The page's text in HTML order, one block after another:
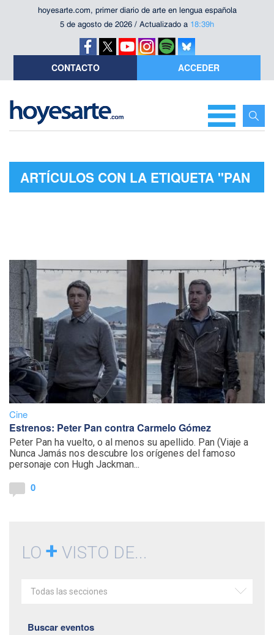
hoyesarte.com, primer diario de arte en lengua española
5 de agosto de 2026 / Actualizado a 18:39h
CONTACTO ACCEDER
ARTÍCULOS CON LA ETIQUETA "PAN
Cine
Estrenos: Peter Pan contra Carmelo Gómez
Peter Pan ha vuelto, o al menos su apellido. Pan (Viaje a
Nunca Jamás nos descubre los orígenes del famoso
personaje con Hugh Jackman...
0
LO + VISTO DE...
Todas las secciones
Buscar eventos